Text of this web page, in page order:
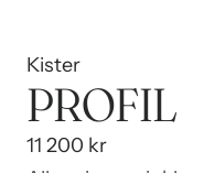
Kister
PROFIL
11 200 kr